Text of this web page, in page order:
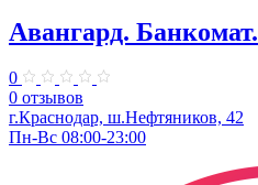
Авангард. Банкомат.
0
0 отзывов
г.Краснодар, ш.Нефтяников, 42
Пн-Вс 08:00-23:00